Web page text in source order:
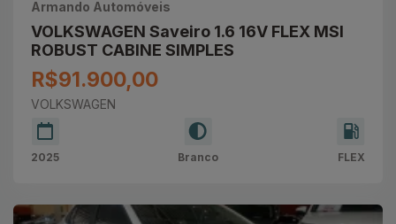
Armando Automóveis
VOLKSWAGEN Saveiro 1.6 16V FLEX MSI
ROBUST CABINE SIMPLES
R$91.900,00
VOLKSWAGEN
2025 Branco FLEX